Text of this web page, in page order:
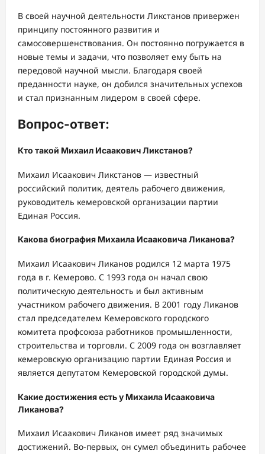
В своей научной деятельности Ликстанов привержен
принципу постоянного развития и
самосовершенствования. Он постоянно погружается в
новые темы и задачи, что позволяет ему быть на
передовой научной мысли. Благодаря своей
преданности науке, он добился значительных успехов
и стал признанным лидером в своей сфере.
Вопрос-ответ:
Кто такой Михаил Исаакович Ликстанов?
Михаил Исаакович Ликстанов — известный
российский политик, деятель рабочего движения,
руководитель кемеровской организации партии
Единая Россия.
Какова биография Михаила Исааковича Ликанова?
Михаил Исаакович Ликанов родился 12 марта 1975
года в г. Кемерово. С 1993 года он начал свою
политическую деятельность и был активным
участником рабочего движения. В 2001 году Ликанов
стал председателем Кемеровского городского
комитета профсоюза работников промышленности,
строительства и торговли. С 2009 года он возглавляет
кемеровскую организацию партии Единая Россия и
является депутатом Кемеровской городской думы.
Какие достижения есть у Михаила Исааковича
Ликанова?
Михаил Исаакович Ликанов имеет ряд значимых
достижений. Во-первых, он сумел объединить рабочее